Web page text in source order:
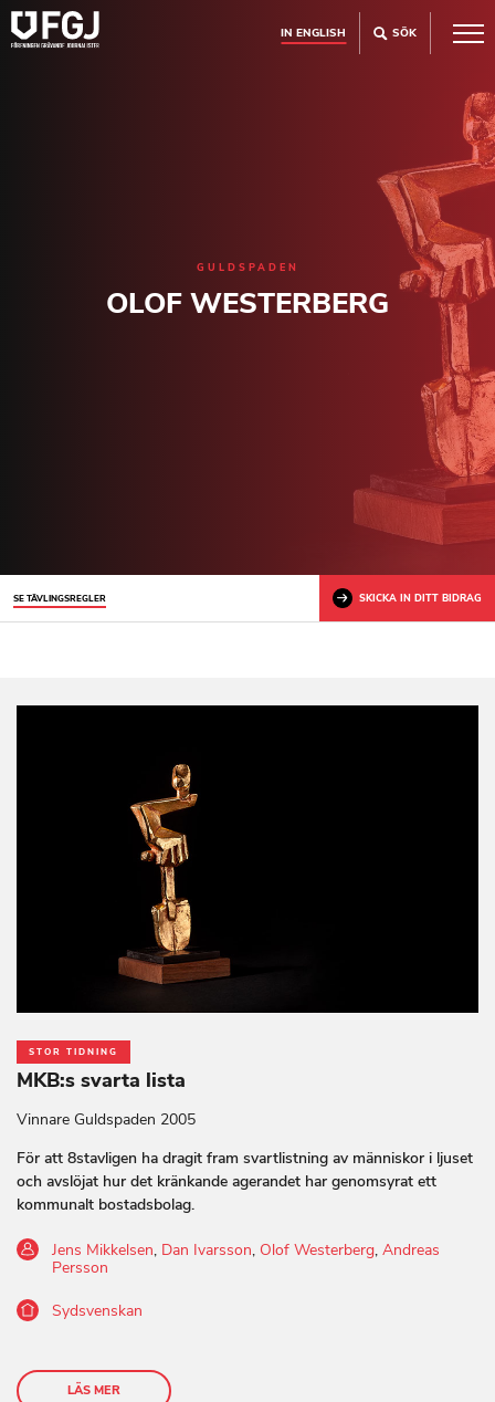
IN ENGLISH SÖK
GULDSPADEN
OLOF WESTERBERG
SE TÄVLINGSREGLER SKICKA IN DITT BIDRAG
STOR TIDNING
MKB:s svarta lista
Vinnare Guldspaden 2005
För att 8stavligen ha dragit fram svartlistning av människor i ljuset
och avslöjat hur det kränkande agerandet har genomsyrat ett
kommunalt bostadsbolag.
Jens Mikkelsen, Dan Ivarsson, Olof Westerberg,Andreas
Persson
Sydsvenskan
LÄS MER